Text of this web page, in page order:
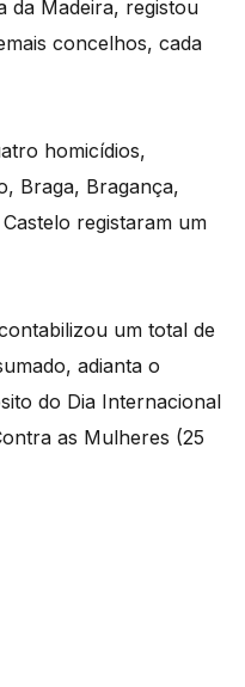
da Madeira, registou
concelhos, cada
homicídios,
Braga, Bragança,
registaram um
um total de
adianta o
do Dia Internacional
as Mulheres (25